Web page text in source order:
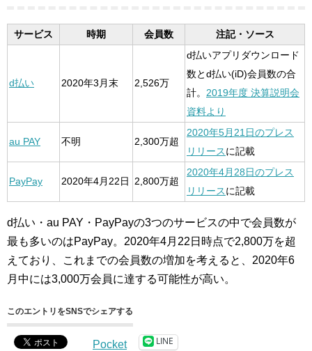
サービス 時期 会員数 注記・ソース
d払い 2020年3月末 2,526万
d払いアプリダウンロード
数とd払い(iD)会員数の合
計。 2019年度 決算説明会
資料より
au PAY 不明 2,300万超
2020年5月21日のプレス
リリース に記載
PayPay 2020年4月22日 2,800万超
2020年4月28日のプレス
リリース に記載
d払い・au PAY・PayPayの3つのサービスの中で会員数が
最も多いのはPayPay。2020年4月22日時点で2,800万を超
えており、これまでの会員数の増加を考えると、2020年6
月中には3,000万会員に達する可能性が高い。
このエントリをSNSでシェアする
Pocket LINE